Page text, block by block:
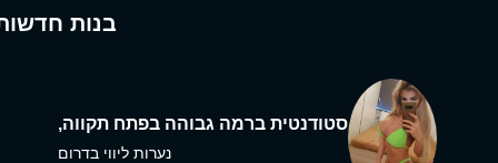
בנות
סטודנטית ברמה גבוהה בפתח תקווה,
נערות ליווי בדרום